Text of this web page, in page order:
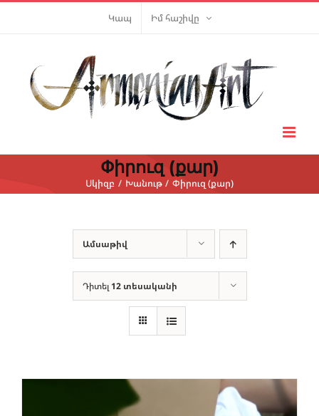
Կապ Իմ հաշիվը
Փիրուզ (քար)
Սկիզբ Խանութ Փիրուզ (քար)
Ամսաթիվ
Դիտել 12 տեսականի